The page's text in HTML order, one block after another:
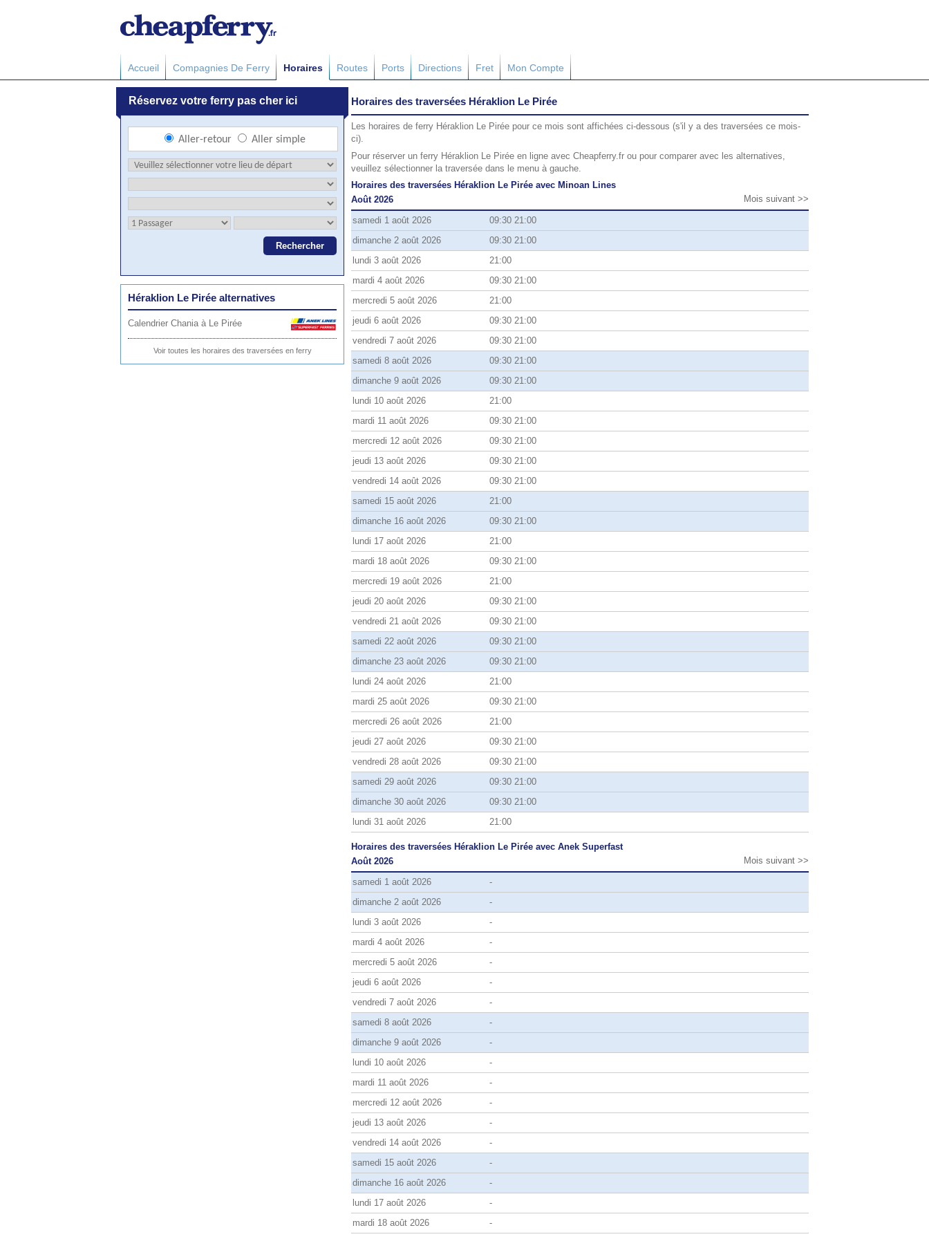
Accueil Compagnies De Ferry Horaires Routes Ports Directions Fret Mon Compte
Héraklion Le Pirée alternatives
Calendrier Chania à Le Pirée
Voir toutes les horaires des traversées en ferry
Horaires des traversées Héraklion Le Pirée
Les horaires de ferry Héraklion Le Pirée pour ce mois sont affichées ci-dessous (s'il y a des traversées ce mois-
ci).
Pour réserver un ferry Héraklion Le Pirée en ligne avec Cheapferry.fr ou pour comparer avec les alternatives,
veuillez sélectionner la traversée dans le menu à gauche.
Horaires des traversées Héraklion Le Pirée avec Minoan Lines
Août 2026
Mois suivant >>
samedi 1 août 2026
09:30 21:00
dimanche 2 août 2026
09:30 21:00
lundi 3 août 2026
21:00
mardi 4 août 2026
09:30 21:00
mercredi 5 août 2026
21:00
jeudi 6 août 2026
09:30 21:00
vendredi 7 août 2026
09:30 21:00
samedi 8 août 2026
09:30 21:00
dimanche 9 août 2026
09:30 21:00
lundi 10 août 2026
21:00
mardi 11 août 2026
09:30 21:00
mercredi 12 août 2026
09:30 21:00
jeudi 13 août 2026
09:30 21:00
vendredi 14 août 2026
09:30 21:00
samedi 15 août 2026
21:00
dimanche 16 août 2026
09:30 21:00
lundi 17 août 2026
21:00
mardi 18 août 2026
09:30 21:00
mercredi 19 août 2026
21:00
jeudi 20 août 2026
09:30 21:00
vendredi 21 août 2026
09:30 21:00
samedi 22 août 2026
09:30 21:00
dimanche 23 août 2026
09:30 21:00
lundi 24 août 2026
21:00
mardi 25 août 2026
09:30 21:00
mercredi 26 août 2026
21:00
jeudi 27 août 2026
09:30 21:00
vendredi 28 août 2026
09:30 21:00
samedi 29 août 2026
09:30 21:00
dimanche 30 août 2026
09:30 21:00
lundi 31 août 2026
21:00
Horaires des traversées Héraklion Le Pirée avec Anek Superfast
Août 2026
Mois suivant >>
samedi 1 août 2026
-
dimanche 2 août 2026
-
lundi 3 août 2026
-
mardi 4 août 2026
-
mercredi 5 août 2026
-
jeudi 6 août 2026
-
vendredi 7 août 2026
-
samedi 8 août 2026
-
dimanche 9 août 2026
-
lundi 10 août 2026
-
mardi 11 août 2026
-
mercredi 12 août 2026
-
jeudi 13 août 2026
-
vendredi 14 août 2026
-
samedi 15 août 2026
-
dimanche 16 août 2026
-
lundi 17 août 2026
-
mardi 18 août 2026
-